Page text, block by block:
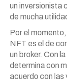
un inversionista
de mucha
Por el
NFT es el de
un broker. Con
determina con
acuerdo con las